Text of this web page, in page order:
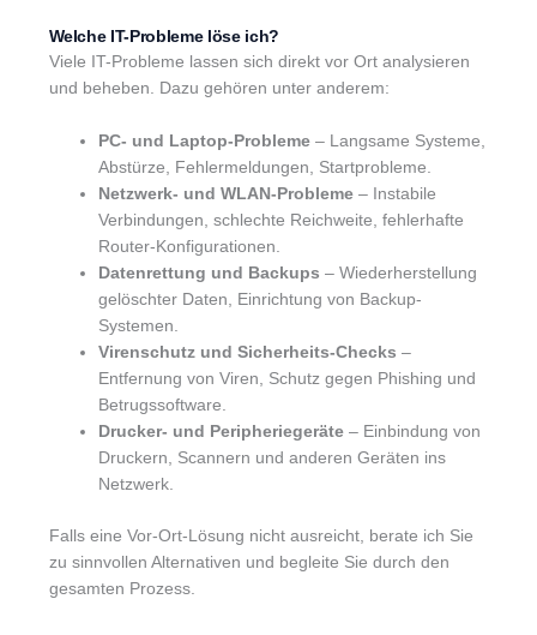
Welche IT-Probleme löse ich?
Viele IT-Probleme lassen sich direkt vor Ort analysieren
und beheben. Dazu gehören unter anderem:
PC- und Laptop-Probleme– Langsame Systeme,
Abstürze, Fehlermeldungen, Startprobleme.
Netzwerk- und WLAN-Probleme– Instabile
Verbindungen, schlechte Reichweite, fehlerhafte
Router-Konfigurationen.
Datenrettung und Backups – Wiederherstellung
gelöschter Daten, Einrichtung von Backup-
Systemen.
Virenschutz und Sicherheits-Checks –
Entfernung von Viren, Schutz gegen Phishing und
Betrugssoftware.
Drucker- und Peripheriegeräte– Einbindung von
Druckern, Scannern und anderen Geräten ins
Netzwerk.
Falls eine Vor-Ort-Lösung nicht ausreicht, berate ich Sie
zu sinnvollen Alternativen und begleite Sie durch den
gesamten Prozess.